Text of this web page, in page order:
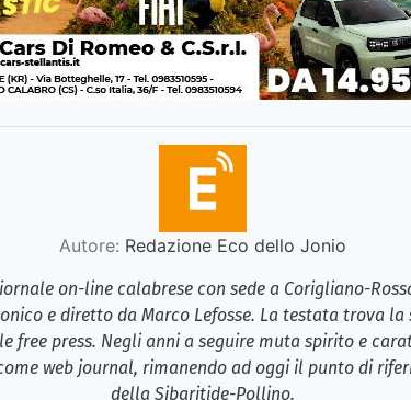
Autore: Redazione Eco dello Jonio
on-line calabrese con sede a Corigliano-
e diretto da Marco Lefosse. La testata trova la
free press. Negli anni a seguire muta spirito e
web journal, rimanendo ad oggi il punto di
della Sibaritide-Pollino.